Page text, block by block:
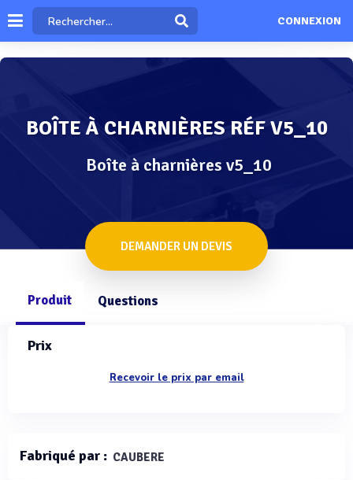
CONNEXION
BOÎTE À CHARNIÈRES RÉF V5_10
Boîte à charnières v5_10
DEMANDER UN DEVIS
Produit Questions
Prix
Recevoir le prix par email
Fabriqué par : CAUBERE